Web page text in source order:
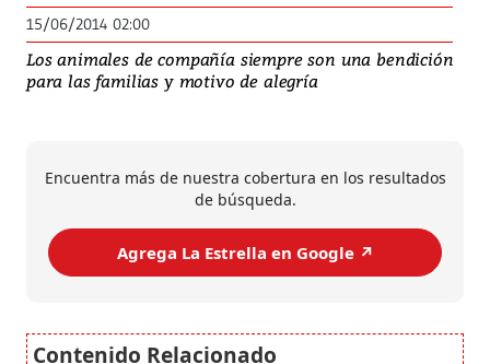
15/06/2014 02:00
Los animales de compañía siempre son una bendición
para las familias y motivo de alegría
Encuentra más de nuestra cobertura en los resultados
de búsqueda.
Agrega La Estrella en Google ↗️